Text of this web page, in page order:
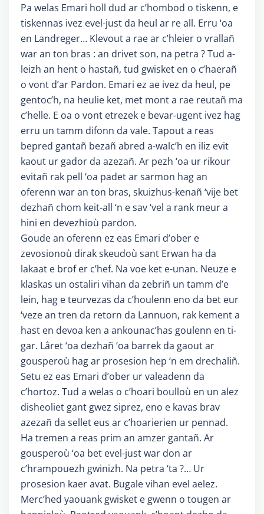
Pa welas Emari holl dud ar c’hombod o tiskenn, e
tiskennas ivez evel-just da heul ar re all. Erru ‘oa
en Landreger… Klevout a rae ar c’hleier o vrallañ
war an ton bras : an drivet son, na petra ? Tud a-
leizh an hent o hastañ, tud gwisket en o c’haerañ
o vont d’ar Pardon. Emari ez ae ivez da heul, pe
gentoc’h, na heulie ket, met mont a rae reutañ ma
c’helle. E oa o vont etrezek e bevar-ugent ivez hag
erru un tamm difonn da vale. Tapout a reas
bepred gantañ bezañ abred a-walc’h en iliz evit
kaout ur gador da azezañ. Ar pezh ‘oa ur rikour
evitañ rak pell ‘oa padet ar sarmon hag an
oferenn war an ton bras, skuizhus-kenañ ‘vije bet
dezhañ chom keit-all ‘n e sav ‘vel a rank meur a
hini en devezhioù pardon.
Goude an oferenn ez eas Emari d’ober e
zevosionoù dirak skeudoù sant Erwan ha da
lakaat e brof er c’hef. Na voe ket e-unan. Neuze e
klaskas un ostaliri vihan da zebriñ un tamm d’e
lein, hag e teurvezas da c’houlenn eno da bet eur
‘veze an tren da retorn da Lannuon, rak kement a
hast en devoa ken a ankounac’has goulenn en ti-
gar. Lâret ‘oa dezhañ ‘oa barrek da gaout ar
gousperoù hag ar prosesion hep ‘n em drechaliñ.
Setu ez eas Emari d’ober ur valeadenn da
c’hortoz. Tud a welas o c’hoari boulloù en un alez
disheoliet gant gwez siprez, eno e kavas brav
azezañ da sellet eus ar c’hoarierien ur pennad.
Ha tremen a reas prim an amzer gantañ. Ar
gousperoù ‘oa bet evel-just war don ar
c’hrampouezh gwinizh. Na petra ‘ta ?… Ur
prosesion kaer avat. Bugale vihan evel aelez.
Merc’hed yaouank gwisket e gwenn o tougen ar